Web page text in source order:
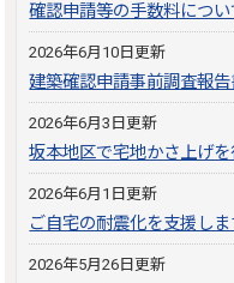
確認申請等の手数料につい
2026年6月10日更新
建築確認申請事前調査報
2026年6月3日更新
坂本地区で宅地かさ上げ
2026年6月1日更新
ご自宅の耐震化を支援しま
2026年5月26日更新